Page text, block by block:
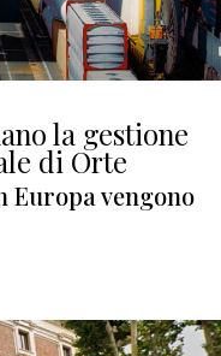
la gestione
di Orte
Europa vengono